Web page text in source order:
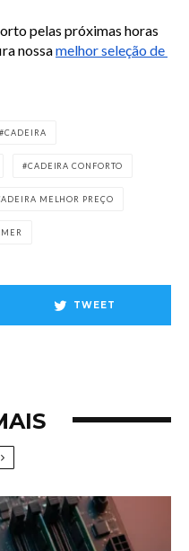
pelas próximas horas
nossamelhor seleção de
CADEIRA
CADEIRA CONFORTO
MELHOR PREÇO
TWEET